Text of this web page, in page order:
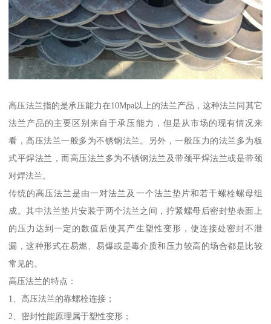
高压法兰指的是承压能力在10Mpa以上的法兰产品，这种法兰同其它
法兰产品的主要区别来自于承压能力，但是从市场的现有情况来
看，高压法兰一般多为不锈钢法兰。另外，一般压力的法兰多为板
式平焊法兰，而高压法兰多为不锈钢法兰及带颈平焊法兰或是带颈
对焊法兰。
传统的高压法兰是由一对法兰及一个法兰垫片和若干螺栓螺母组
成。其中法兰垫片安装于两个法兰之间，拧紧螺母后密封垫表面上
的压力达到一定的数值后使其产生塑性变形，使连接处密封不泄
漏，这种形式在易燃、易爆或是毒介质和压力较高的场合都是比较
常见的。
高压法兰的特点：
1、高压法兰的靠螺栓连接；
2、密封性能原理属于塑性变形；